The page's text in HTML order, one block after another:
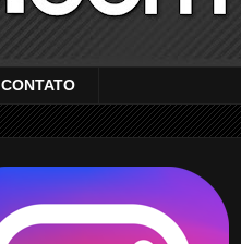
CONTATO